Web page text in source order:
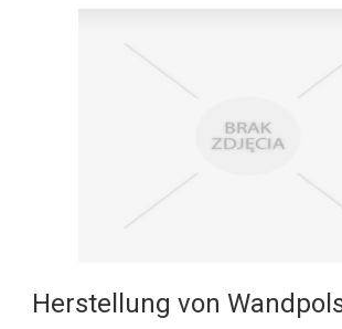
Herstellung von